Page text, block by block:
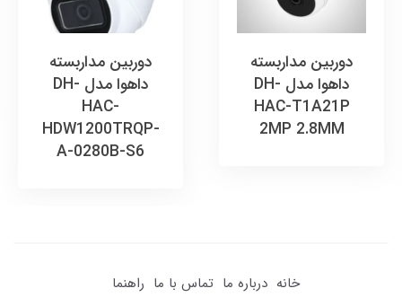
دوربین مداربسته
داهوا مدل DH-
HAC-T1A21P
2MP 2.8MM
دوربین مداربسته
داهوا مدل DH-
HAC-
HDW1200TRQP-
A-0280B-S6
خانه درباره ما تماس با ما راهنما